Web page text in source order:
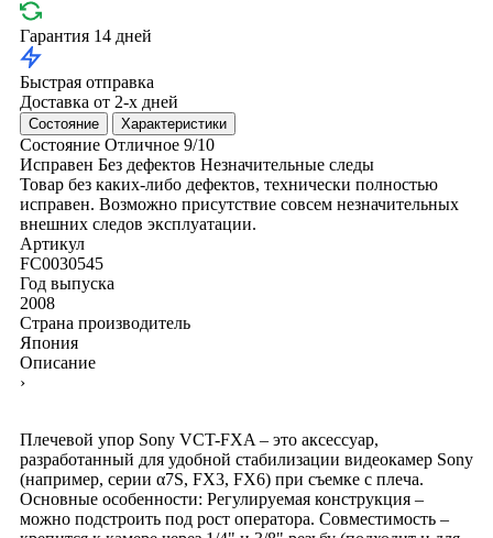
Гарантия 14 дней
Быстрая отправка
Доставка от 2-х дней
Состояние Характеристики
Состояние Отличное 9/10
Исправен Без дефектов Незначительные следы
Товар без каких-либо дефектов, технически полностью
исправен. Возможно присутствие совсем незначительных
внешних следов эксплуатации.
Артикул
FC0030545
Год выпуска
2008
Страна производитель
Япония
Описание
›
Плечевой упор Sony VCT-FXA – это аксессуар,
разработанный для удобной стабилизации видеокамер Sony
(например, серии α7S, FX3, FX6) при съемке с плеча.
Основные особенности: Регулируемая конструкция –
можно подстроить под рост оператора. Совместимость –